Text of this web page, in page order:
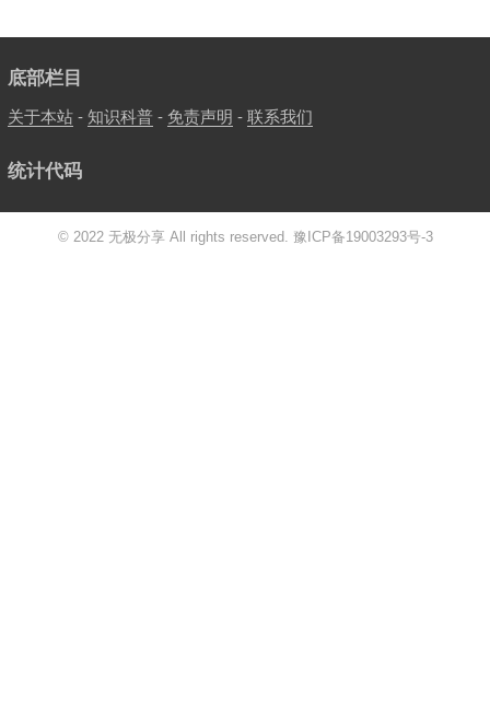
底部栏目
关于本站- 知识科普- 免责声明 - 联系我们
统计代码
© 2022 无极分享 All rights reserved. 豫ICP备19003293号-3